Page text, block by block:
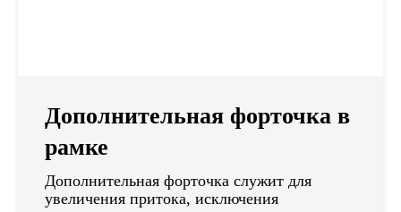
Дополнительная форточка в
рамке
Дополнительная форточка служит для
увеличения притока, исключения